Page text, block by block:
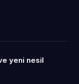
yeni nesil